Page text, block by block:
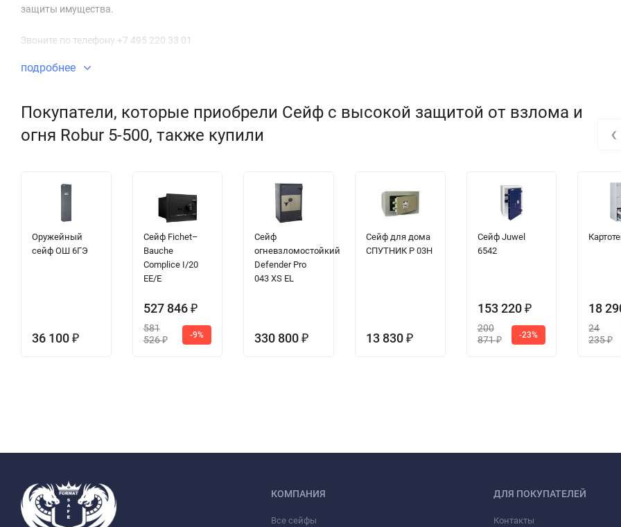
защиты имущества.
Звоните по телефону +7 495 220 33 01
подробнее
Покупатели, которые приобрели Сейф с высокой защитой от взлома и
огня Robur 5-500, также купили
Оружейный
сейф ОШ 6ГЭ
36 100 ₽
Сейф Fichet–
Bauche
Complice I/20
EE/E
527 846 ₽
581
526₽
-9%
Сейф
огневзломостойкий
Defender Pro
043 XS EL
330 800₽
Сейф для дома
СПУТНИК P 03Н
13 830 ₽
Сейф Juwel
6542
153 220 ₽
200
871₽
-23%
18
24
235₽
‹
КОМПАНИЯ
Все сейфы
ДЛЯ ПОКУПАТЕЛЕЙ
Контакты